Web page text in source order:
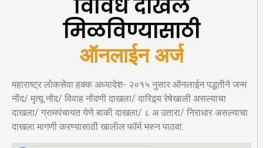
विविध दाखले
मिळविण्यासाठी
ऑनलाईन अर्ज
महाराष्ट्र लोकसेवा हक्क अध्यादेश- २०१५ नुसार ऑनलाईन पद्धतीने जन्म
नोंद/ मृत्यू नोंद/ विवाह नोंदणी दाखला/ दारिद्र्य रेषेखाली असल्याचा
दाखला/ ग्रामपंचायत येणे बाकी दाखला/ ८ अ उतारा/ निराधार असल्याचा
दाखला मागणी करण्यासाठी खालील फॉर्म भरुन पाठवा.